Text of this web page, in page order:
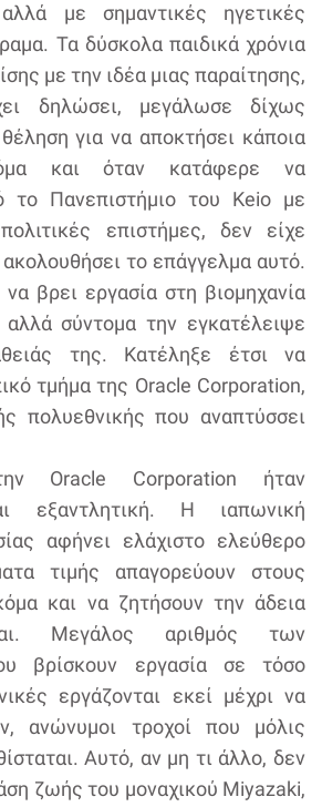
με σημαντικές ηγετικές
Τα δύσκολα παιδικά χρόνια
με την ιδέα μιας παραίτησης,
δηλώσει, μεγάλωσε δίχως
για να αποκτήσει κάποια
και όταν κατάφερε να
το Πανεπιστήμιο του Keio με
επιστήμες, δεν είχε
ακολουθήσει το επάγγελμα αυτό.
βρει εργασία στη βιομηχανία
σύντομα την εγκατέλειψε
της. Κατέληξε έτσι να
τμήμα της Oracle Corporation,
πολυεθνικής που αναπτύσσει
Oracle Corporation ήταν
εξαντλητική. Η ιαπωνική
αφήνει ελάχιστο ελεύθερο
τιμής απαγορεύουν στους
και να ζητήσουν την άδεια
Μεγάλος αριθμός των
βρίσκουν εργασία σε τόσο
εργάζονται εκεί μέχρι να
ανώνυμοι τροχοί που μόλις
Αυτό, αν μη τι άλλο, δεν
ζωής του μοναχικού Miyazaki,